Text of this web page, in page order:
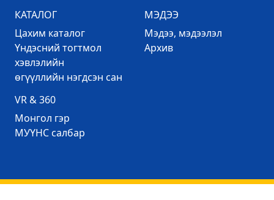
КАТАЛОГ
Цахим каталог
Үндэсний тогтмол
хэвлэлийн
өгүүллийн нэгдсэн сан
МЭДЭЭ
Mэдээ, мэдээлэл
Архив
VR & 360
Mонгол гэр
МУҮНС салбар